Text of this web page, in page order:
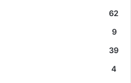
62
9
39
4